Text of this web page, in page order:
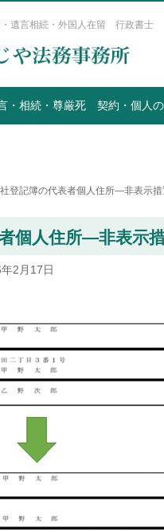
遺言相続・外国人在留 行政書士
・相続・尊厳死 契約・個人
登記簿の代表者個人住所―非表示措
個人住所―非表示
2月17日